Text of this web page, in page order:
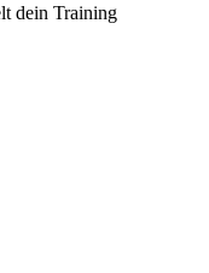
dein Training